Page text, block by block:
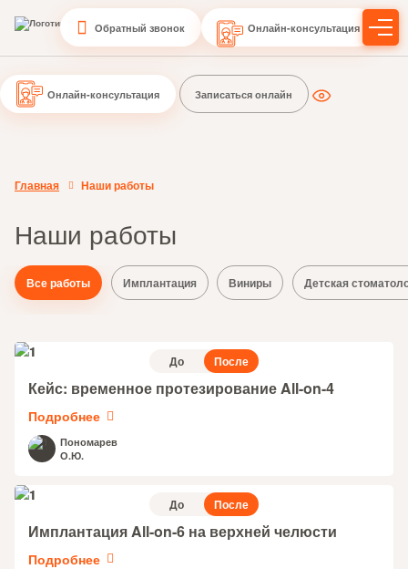
Обратный звонок Онлайн-консультация
Онлайн-консультация Записаться онлайн
Главная Наши работы
Наши работы
Все работы Имплантация Виниры Детская
До После
Кейс: временное протезирование All-on-4
Подробнее
Пономарев
О.Ю.
До После
Имплантация All-on-6 на верхней челюсти
Подробнее